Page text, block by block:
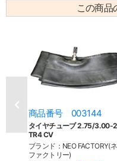
この商品
商品番号 003144
タイヤチューブ 2.75/3.00-
TR4 CV
ブランド：NEO FACTORY(
ファクトリー)